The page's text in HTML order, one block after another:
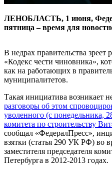
ЛЕНОБЛАСТЬ, 1 июня,
пятница – время для
В недрах правительства зреет
«Кодекс чести чиновника»,
как на работающих в
муниципалитетов.
Такая инициатива возникает
разговоры об этом
уволенного (с понедельника,
комитета по строительству
сообщал «ФедералПресс»,
взятки (статья 290 УК РФ) во
заместителя председателя
Петербурга в 2012-2013 годах.